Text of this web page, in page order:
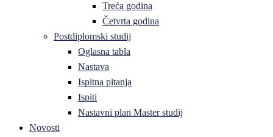
Treća godina
Četvrta godina
Postdiplomski studij
Oglasna tabla
Nastava
Ispitna pitanja
Ispiti
Nastavni plan Master studij
Novosti